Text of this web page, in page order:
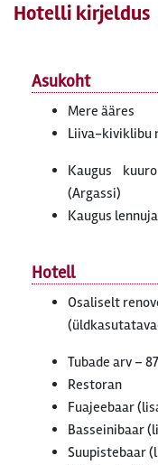
Hotelli kirjeldus
Asukoht
Mere ääres
Liiva-kiviklibu
Kaugus
(Argassi)
Kaugus
Hotell
Osaliselt
Tubade arv – 87
Restoran
Fuajeebaar
Basseinibaar
Suupistebaar